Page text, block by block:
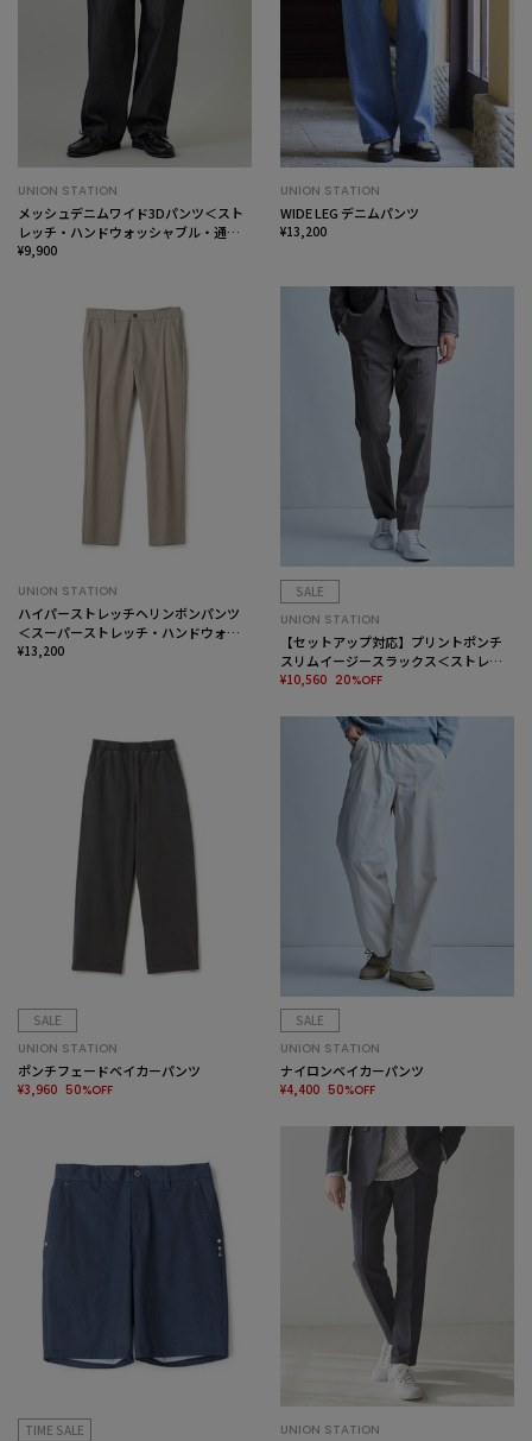
UNION STATION
メッシュデニムワイド3Dパンツ＜スト
レッチ・ハンドウォッシャブル・通気
性＞
¥9,900
UNION STATION
WIDE LEG デニムパンツ
¥13,200
UNION STATION
ハイパーストレッチヘリンボンパンツ
＜スーパーストレッチ・ハンドウォッ
シャブル＞
¥13,200
SALE
UNION STATION
【セットアップ対応】プリントポンチ
スリムイージースラックス＜ストレッ
チ・ハンドウォッシャブル・接触冷感
¥10,560 20%OFF
SALE
UNION STATION
ポンチフェードベイカーパンツ
¥3,960 50%OFF
SALE
UNION STATION
ナイロンベイカーパンツ
¥4,400 50%OFF
TIME SALE
UNION STATION